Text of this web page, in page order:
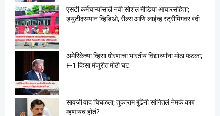
एसटी कर्मचाऱ्यांसाठी नवी सोशल मीडिया आचारसंहिता;
ड्युटीदरम्यान व्हिडिओ, रील्स आणि लाईव्ह स्ट्रीमिंगवर बंदी
अमेरिकेच्या व्हिसा धोरणाचा भारतीय विद्यार्थ्यांना मोठा फटका;
F-1 व्हिसा मंजुरीत मोठी घट
सावजी वाद चिघळला; तुकाराम मुंढेंनी सांगितलं नेमकं काय
म्हणायचं होतं?